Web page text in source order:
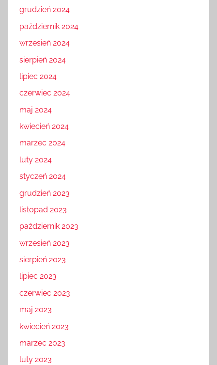
grudzień 2024
październik 2024
wrzesień 2024
sierpień 2024
lipiec 2024
czerwiec 2024
maj 2024
kwiecień 2024
marzec 2024
luty 2024
styczeń 2024
grudzień 2023
listopad 2023
październik 2023
wrzesień 2023
sierpień 2023
lipiec 2023
czerwiec 2023
maj 2023
kwiecień 2023
marzec 2023
luty 2023